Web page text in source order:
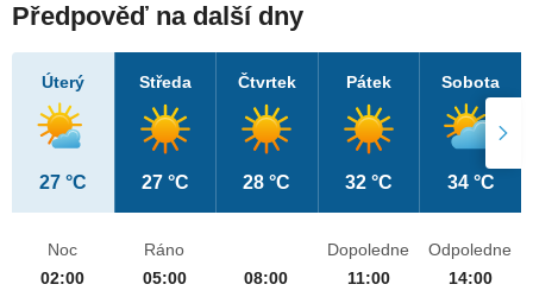
Předpověď na další dny
Úterý
27 °C
Středa
27 °C
Čtvrtek
28 °C
Pátek
32 °C
Sobota
34 °C
Noc
02:00
Ráno
05:00
08:00
Dopoledne
11:00
Odpoledne
14:00